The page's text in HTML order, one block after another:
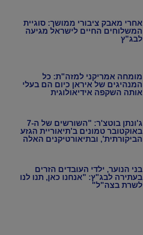
אחרי מאבק ציבורי ממושך: סוגיית
המשלוחים החיים לישראל מגיעה
לבג"ץ
מומחה אמריקני למזה"ת: כל
המנהיגים של איראן כיום הם בעלי
אותה השקפה אידיאולוגית
ג'ונתן בוטצ'ר: "השורשים של ה-7
באוקטובר טמונים ב'תיאוריית הגזע
הביקורתית', ובתיאורטיקנים האלה
בני הנוער, ילדי העובדים הזרים
בעתירה לבג"ץ: "אנחנו כאן, תנו לנו
לשרת בצה"ל"